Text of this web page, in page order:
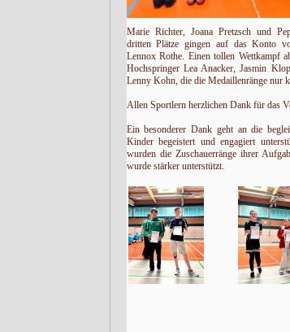
Marie Richter, Joana Pretzsch und
dritten Plätze gingen auf das Konto
Lennox Rothe. Einen tollen Wettkampf
Hochspringer Lea Anacker, Jasmin
Lenny Kohn, die die Medaillenränge nur
Allen Sportlern herzlichen Dank für das
Ein besonderer Dank geht an die
Kinder begeistert und engagiert
wurden die Zuschauerränge ihrer
wurde stärker unterstützt.